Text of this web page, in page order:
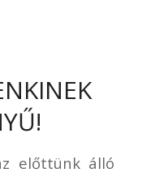
előttünk álló